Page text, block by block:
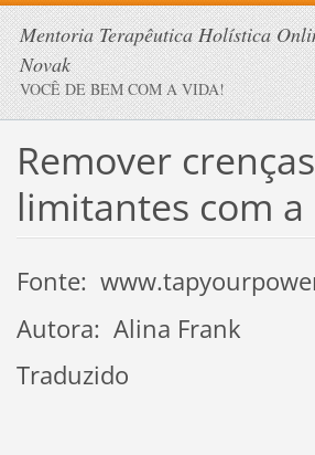
Mentoria Terapêutica Holística
Novak
VOCÊ DE BEM COM A VIDA!
Remover crenças
limitantes com a
Fonte:
Autora: Alina Frank
Traduzido